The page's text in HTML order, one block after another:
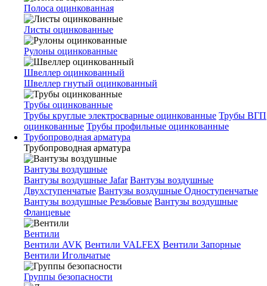
Полоса оцинкованная
Листы оцинкованные
Рулоны оцинкованные
Швеллер оцинкованный
Швеллер гнутый оцинкованный
Трубы оцинкованные
Трубы круглые электросварные оцинкованные Трубы ВГП
оцинкованные Трубы профильные оцинкованные
Трубопроводная арматура
Трубопроводная арматура
Вантузы воздушные
Вантузы воздушные Jafar Вантузы воздушные
Двухступенчатые Вантузы воздушные Одноступенчатые
Вантузы воздушные Резьбовые Вантузы воздушные
Фланцевые
Вентили
Вентили AVK Вентили VALFEX Вентили Запорные
Вентили Игольчатые
Группы безопасности